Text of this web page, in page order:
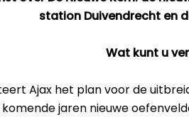
station Duivendrecht en
Wat kunt u
Ajax het plan voor de
jaren nieuwe